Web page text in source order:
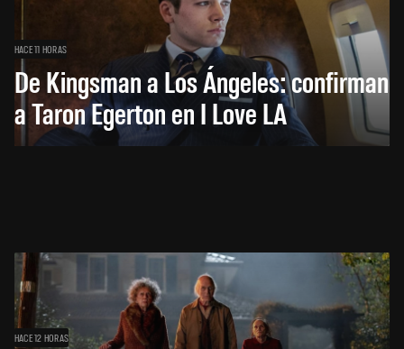
HACE 11 HORAS
De Kingsman a Los Ángeles: confirman
a Taron Egerton en I Love LA
HACE 12 HORAS